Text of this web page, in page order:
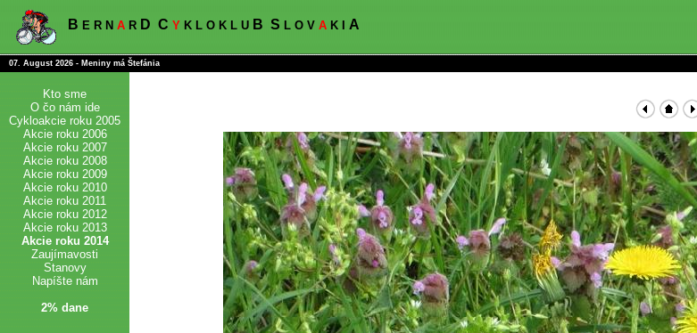
B E R N A R D C Y K L O K L U B S L O V A K I A
07. August 2026 - Meniny má Štefánia
Kto sme
O čo nám ide
Cykloakcie roku 2005
Akcie roku 2006
Akcie roku 2007
Akcie roku 2008
Akcie roku 2009
Akcie roku 2010
Akcie roku 2011
Akcie roku 2012
Akcie roku 2013
Akcie roku 2014
Zaujímavosti
Stanovy
Napíšte nám
2% dane